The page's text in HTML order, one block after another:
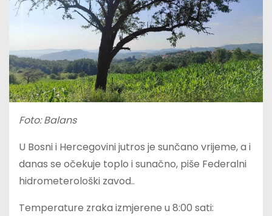
Foto: Balans
U Bosni i Hercegovini jutros je sunčano vrijeme, a i
danas se očekuje toplo i sunačno, piše Federalni
hidrometerološki zavod..
Temperature zraka izmjerene u 8:00 sati: